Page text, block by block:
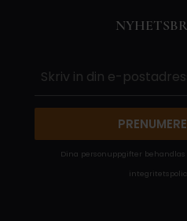
Dina personuppgifter